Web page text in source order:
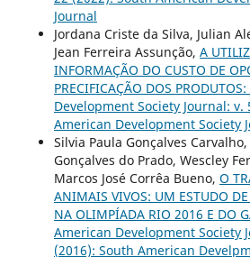
Journal
Jordana Criste da Silva, Julian
Jean Ferreira Assunção, A
INFORMAÇÃO DO CUSTO DE
PRECIFICAÇÃO DOS PRODUTOS:
Development Society Journal: v.
American Development Society
Silvia Paula Gonçalves
Gonçalves do Prado, Wescley
Marcos José Corrêa Bueno, O
ANIMAIS VIVOS: UM ESTUDO DE
NA OLIMPÍADA RIO 2016 E DO
American Development Society
(2016): South American